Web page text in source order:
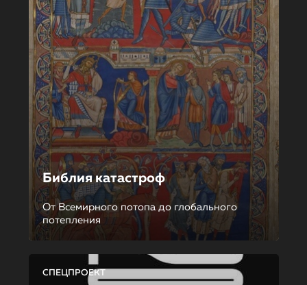
Библия катастроф
От Всемирного потопа до глобального
потепления
СПЕЦПРОЕКТ